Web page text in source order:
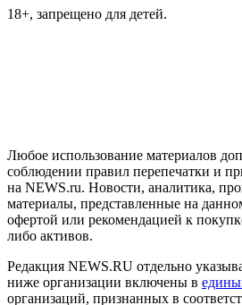
18+, запрещено для детей.
Любое использование материалов
соблюдении правил перепечатки и
на NEWS.ru. Новости, аналитика,
материалы, представленные на
офертой или рекомендацией к
либо активов.
Редакция NEWS.RU отдельно
ниже организации включены в
организаций, признанных в